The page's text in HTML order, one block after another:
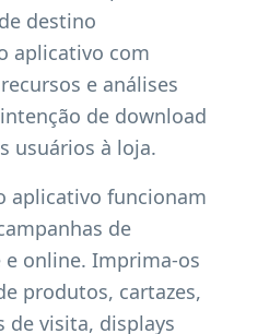
destino
aplicativo com
e análises
de download
usuários à loja.
aplicativo funcionam
de
online. Imprima-os
produtos, cartazes,
de visita, displays